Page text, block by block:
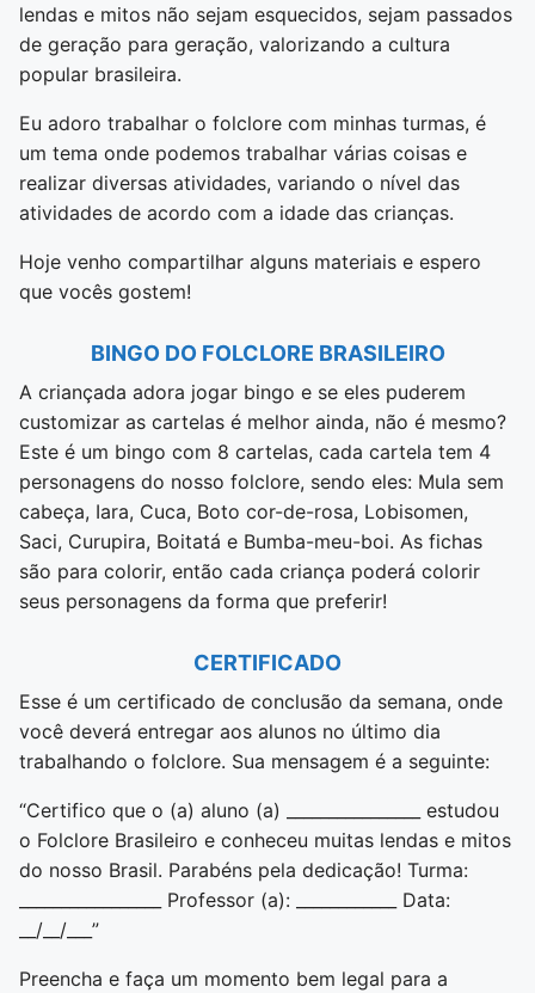
lendas e mitos não sejam esquecidos, sejam passados
de geração para geração, valorizando a cultura
popular brasileira.
Eu adoro trabalhar o folclore com minhas turmas, é
um tema onde podemos trabalhar várias coisas e
realizar diversas atividades, variando o nível das
atividades de acordo com a idade das crianças.
Hoje venho compartilhar alguns materiais e espero
que vocês gostem!
BINGO DO FOLCLORE BRASILEIRO
A criançada adora jogar bingo e se eles puderem
customizar as cartelas é melhor ainda, não é mesmo?
Este é um bingo com 8 cartelas, cada cartela tem 4
personagens do nosso folclore, sendo eles: Mula sem
cabeça, Iara, Cuca, Boto cor-de-rosa, Lobisomen,
Saci, Curupira, Boitatá e Bumba-meu-boi. As fichas
são para colorir, então cada criança poderá colorir
seus personagens da forma que preferir!
CERTIFICADO
Esse é um certificado de conclusão da semana, onde
você deverá entregar aos alunos no último dia
trabalhando o folclore. Sua mensagem é a seguinte:
“Certifico que o (a) aluno (a) ________________ estudou
o Folclore Brasileiro e conheceu muitas lendas e mitos
do nosso Brasil. Parabéns pela dedicação! Turma:
_________________ Professor (a): ____________ Data:
__/__/___”
Preencha e faça um momento bem legal para a